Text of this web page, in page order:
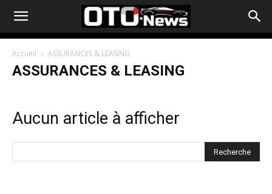
Accueil ASSURANCES & LEASING
ASSURANCES & LEASING
Aucun article à afficher